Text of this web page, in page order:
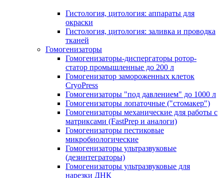
Гистология, цитология: аппараты для
окраски
Гистология, цитология: заливка и проводка
тканей
Гомогенизаторы
Гомогенизаторы-диспергаторы ротор-
статор промышленные до 200 л
Гомогенизатор замороженных клеток
CryoPress
Гомогенизаторы "под давлением" до 1000 л
Гомогенизаторы лопаточные ("стомакер")
Гомогенизаторы механические для работы с
матриксами (FastPrep и аналоги)
Гомогенизаторы пестиковые
микробиологические
Гомогенизаторы ультразвуковые
(дезинтеграторы)
Гомогенизаторы ультразвуковые для
нарезки ДНК